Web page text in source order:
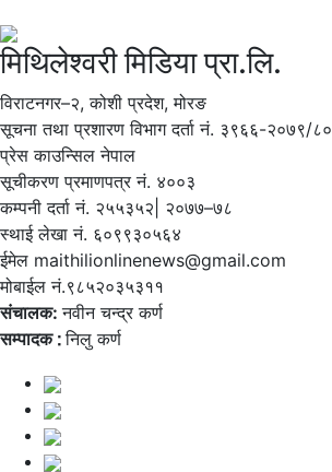
मिथिलेश्वरी मिडिया प्रा.लि.
विराटनगर–२, कोशी प्रदेश, मोरङ
सूचना तथा प्रशारण विभाग दर्ता नं. ३९६६-२०७९/८०
प्रेस काउन्सिल नेपाल
सूचीकरण प्रमाणपत्र नं. ४००३
कम्पनी दर्ता नं. २५५३५२| २०७७–७८
स्थाई लेखा नं. ६०९९३०५६४
ईमेल maithilionlinenews@gmail.com
मोबाईल नं.९८५२०३५३११
संचालक:नवीन चन्द्र कर्ण
सम्पादक ∶निलु कर्ण